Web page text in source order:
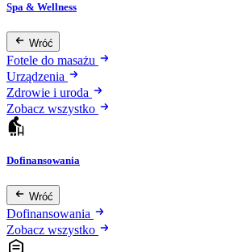
Spa & Wellness
Wróć
Fotele do masażu
Urządzenia
Zdrowie i uroda
Zobacz wszystko
Dofinansowania
Wróć
Dofinansowania
Zobacz wszystko